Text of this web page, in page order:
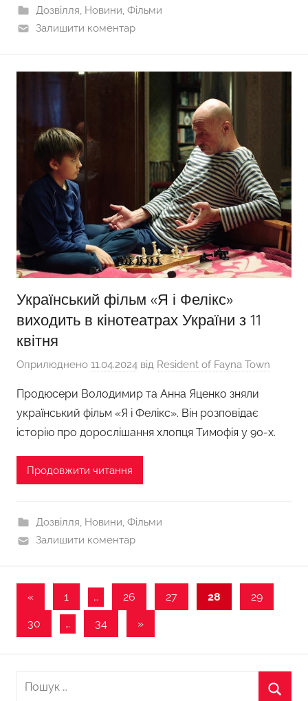
Дозвілля Новини Фільми
Залишити коментар
Український фільм «Я і Фелікс»
виходить в кінотеатрах України з 11
квітня
Оприлюднено 11.04.2024 від Resident of Fayna Town
Продюсери Володимир та Анна Яценко зняли
український фільм «Я і Фелікс». Він розповідає
історію про дорослішання хлопця Тимофія у 90-х.
Продовжити читання
Дозвілля, Новини, Фільми
Залишити коментар
Пагінація
записів
«Попередні
записи
1 … 26 27 28 29
30 … 34
Наступні
»
Пошук: